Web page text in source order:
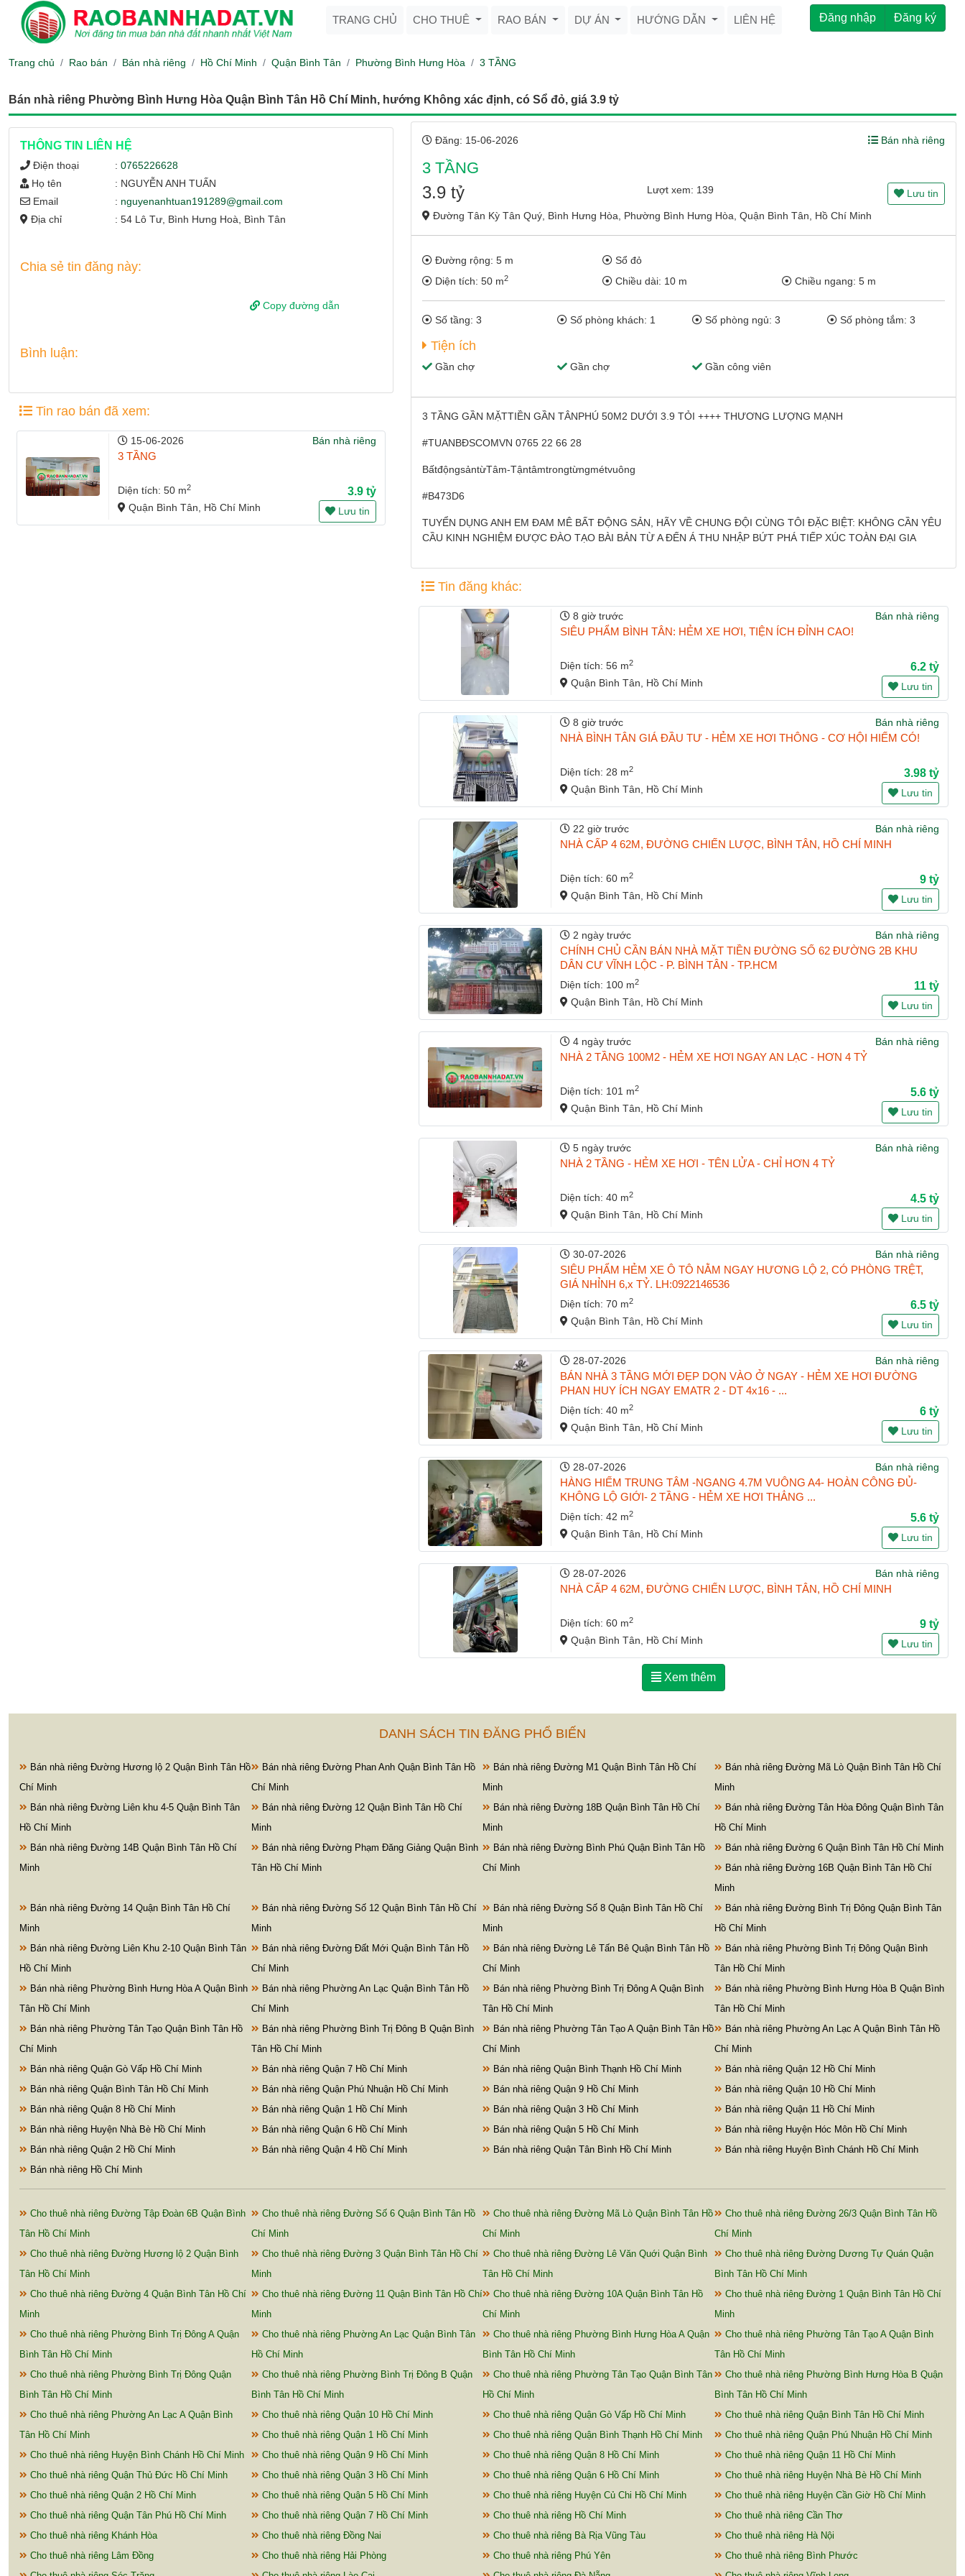
TRANG CHỦ CHO THUÊ RAO BÁN DỰ ÁN HƯỚNG DẪN LIÊN HỆ Đăng nhập Đăng ký
Trang chủ Rao bán Bán nhà riêng Hồ Chí Minh Quận Bình Tân Phường Bình Hưng Hòa 3 TẦNG
Bán nhà riêng Phường Bình Hưng Hòa Quận Bình Tân Hồ Chí Minh, hướng Không xác định, có Sổ đỏ, giá 3.9 tỷ
THÔNG TIN LIÊN HỆ
Điện thoại : 0765226628
Họ tên
: NGUYỄN ANH TUẤN
Email
: nguyenanhtuan191289@gmail.com
Địa chỉ
: 54 Lô Tư, Bình Hưng Hoà, Bình Tân
Chia sẻ tin đăng này:
Copy đường dẫn
Bình luận:
Tin rao bán đã xem:
15-06-2026 Bán nhà riêng
3 TẦNG
Diện tích: 50 m2 3.9 tỷ
Quận Bình Tân, Hồ Chí Minh Lưu tin
Đăng: 15-06-2026 Bán nhà riêng
3 TẦNG
3.9 tỷ Lượt xem: 139
Lưu tin
Đường Tân Kỳ Tân Quý, Bình Hưng Hòa, Phường Bình Hưng Hòa, Quận Bình Tân, Hồ Chí Minh
Đường rộng: 5 m
Sổ đỏ
Diện tích: 50 m2 Chiều dài: 10 m Chiều ngang: 5 m
Số tầng: 3 Số phòng khách: 1 Số phòng ngủ: 3 Số phòng tắm: 3
Tiện ích
Gần chợ Gần chợ Gần công viên
3 TẦNG GẦN MẶTTIỀN GẦN TÂNPHÚ 50M2 DƯỚI 3.9 TỎI ++++ THƯƠNG LƯỢNG MẠNH
#TUANBĐSCOMVN 0765 22 66 28
BấtđộngsảntừTâm-Tậntâmtrongtừngmétvuông
#B473D6
TUYỂN DỤNG ANH EM ĐAM MÊ BẤT ĐỘNG SẢN, HÃY VỀ CHUNG ĐỘI CÙNG TÔI ĐẶC BIỆT: KHÔNG CẦN YÊU
CẦU KINH NGHIỆM ĐƯỢC ĐÀO TẠO BÀI BẢN TỪ A ĐẾN Á THU NHẬP BỨT PHÁ TIẾP XÚC TOÀN ĐẠI GIA
Tin đăng khác:
8 giờ trước Bán nhà riêng
SIÊU PHẨM BÌNH TÂN: HẺM XE HƠI, TIỆN ÍCH ĐỈNH CAO!
Diện tích: 56 m2 6.2 tỷ
Quận Bình Tân, Hồ Chí Minh Lưu tin
8 giờ trước Bán nhà riêng
NHÀ BÌNH TÂN GIÁ ĐẦU TƯ - HẺM XE HƠI THÔNG - CƠ HỘI HIẾM CÓ!
Diện tích: 28 m2 3.98 tỷ
Quận Bình Tân, Hồ Chí Minh Lưu tin
22 giờ trước Bán nhà riêng
NHÀ CẤP 4 62M, ĐƯỜNG CHIẾN LƯỢC, BÌNH TÂN, HỒ CHÍ MINH
Diện tích: 60 m2 9 tỷ
Quận Bình Tân, Hồ Chí Minh Lưu tin
2 ngày trước Bán nhà riêng
CHÍNH CHỦ CẦN BÁN NHÀ MẶT TIỀN ĐƯỜNG SỐ 62 ĐƯỜNG 2B KHU
DÂN CƯ VĨNH LỘC - P. BÌNH TÂN - TP.HCM
Diện tích: 100 m2 11 tỷ
Quận Bình Tân, Hồ Chí Minh Lưu tin
4 ngày trước Bán nhà riêng
NHÀ 2 TẦNG 100M2 - HẺM XE HƠI NGAY AN LẠC - HƠN 4 TỶ
Diện tích: 101 m2 5.6 tỷ
Quận Bình Tân, Hồ Chí Minh Lưu tin
5 ngày trước Bán nhà riêng
NHÀ 2 TẦNG - HẺM XE HƠI - TÊN LỬA - CHỈ HƠN 4 TỶ
Diện tích: 40 m2 4.5 tỷ
Quận Bình Tân, Hồ Chí Minh Lưu tin
30-07-2026 Bán nhà riêng
SIÊU PHẨM HẺM XE Ô TÔ NẰM NGAY HƯƠNG LỘ 2, CÓ PHÒNG TRỆT,
GIÁ NHỈNH 6,x TỶ. LH:0922146536
Diện tích: 70 m2 6.5 tỷ
Quận Bình Tân, Hồ Chí Minh Lưu tin
28-07-2026 Bán nhà riêng
BÁN NHÀ 3 TẦNG MỚI ĐẸP DỌN VÀO Ở NGAY - HẺM XE HƠI ĐƯỜNG
PHAN HUY ÍCH NGAY EMATR 2 - DT 4x16 - ...
Diện tích: 40 m2 6 tỷ
Quận Bình Tân, Hồ Chí Minh Lưu tin
28-07-2026 Bán nhà riêng
HÀNG HIẾM TRUNG TÂM -NGANG 4.7M VUÔNG A4- HOÀN CÔNG ĐỦ-
KHÔNG LỘ GIỚI- 2 TẦNG - HẺM XE HƠI THẲNG ...
Diện tích: 42 m2 5.6 tỷ
Quận Bình Tân, Hồ Chí Minh Lưu tin
28-07-2026 Bán nhà riêng
NHÀ CẤP 4 62M, ĐƯỜNG CHIẾN LƯỢC, BÌNH TÂN, HỒ CHÍ MINH
Diện tích: 60 m2 9 tỷ
Quận Bình Tân, Hồ Chí Minh Lưu tin
Xem thêm
DANH SÁCH TIN ĐĂNG PHỔ BIẾN
Bán nhà riêng Đường Hương lộ 2 Quận Bình Tân Hồ
Chí Minh
Bán nhà riêng Đường Phan Anh Quận Bình Tân Hồ
Chí Minh
Bán nhà riêng Đường M1 Quận Bình Tân Hồ Chí
Minh
Bán nhà riêng Đường Mã Lò Quận Bình Tân Hồ Chí
Minh
Bán nhà riêng Đường Liên khu 4-5 Quận Bình Tân
Hồ Chí Minh
Bán nhà riêng Đường 12 Quận Bình Tân Hồ Chí
Minh
Bán nhà riêng Đường 18B Quận Bình Tân Hồ Chí
Minh
Bán nhà riêng Đường Tân Hòa Đông Quận Bình Tân
Hồ Chí Minh
Bán nhà riêng Đường 14B Quận Bình Tân Hồ Chí
Minh
Bán nhà riêng Đường Phạm Đăng Giảng Quận Bình
Tân Hồ Chí Minh
Bán nhà riêng Đường Bình Phú Quận Bình Tân Hồ
Chí Minh
Bán nhà riêng Đường 6 Quận Bình Tân Hồ Chí Minh
Bán nhà riêng Đường 16B Quận Bình Tân Hồ Chí
Minh
Bán nhà riêng Đường 14 Quận Bình Tân Hồ Chí
Minh
Bán nhà riêng Đường Số 12 Quận Bình Tân Hồ Chí
Minh
Bán nhà riêng Đường Số 8 Quận Bình Tân Hồ Chí
Minh
Bán nhà riêng Đường Bình Trị Đông Quận Bình Tân
Hồ Chí Minh
Bán nhà riêng Đường Liên Khu 2-10 Quận Bình Tân
Hồ Chí Minh
Bán nhà riêng Đường Đất Mới Quận Bình Tân Hồ
Chí Minh
Bán nhà riêng Đường Lê Tấn Bê Quận Bình Tân Hồ
Chí Minh
Bán nhà riêng Phường Bình Trị Đông Quận Bình
Tân Hồ Chí Minh
Bán nhà riêng Phường Bình Hưng Hòa A Quận Bình
Tân Hồ Chí Minh
Bán nhà riêng Phường An Lạc Quận Bình Tân Hồ
Chí Minh
Bán nhà riêng Phường Bình Trị Đông A Quận Bình
Tân Hồ Chí Minh
Bán nhà riêng Phường Bình Hưng Hòa B Quận Bình
Tân Hồ Chí Minh
Bán nhà riêng Phường Tân Tạo Quận Bình Tân Hồ
Chí Minh
Bán nhà riêng Phường Bình Trị Đông B Quận Bình
Tân Hồ Chí Minh
Bán nhà riêng Phường Tân Tạo A Quận Bình Tân Hồ
Chí Minh
Bán nhà riêng Phường An Lạc A Quận Bình Tân Hồ
Chí Minh
Bán nhà riêng Quận Gò Vấp Hồ Chí Minh
Bán nhà riêng Quận 7 Hồ Chí Minh Bán nhà riêng Quận Bình Thạnh Hồ Chí Minh
Bán nhà riêng Quận 12 Hồ Chí Minh
Bán nhà riêng Quận Bình Tân Hồ Chí Minh
Bán nhà riêng Quận Phú Nhuận Hồ Chí Minh Bán nhà riêng Quận 9 Hồ Chí Minh
Bán nhà riêng Quận 10 Hồ Chí Minh
Bán nhà riêng Quận 8 Hồ Chí Minh
Bán nhà riêng Quận 1 Hồ Chí Minh Bán nhà riêng Quận 3 Hồ Chí Minh
Bán nhà riêng Quận 11 Hồ Chí Minh
Bán nhà riêng Huyện Nhà Bè Hồ Chí Minh
Bán nhà riêng Quận 6 Hồ Chí Minh Bán nhà riêng Quận 5 Hồ Chí Minh
Bán nhà riêng Huyện Hóc Môn Hồ Chí Minh
Bán nhà riêng Quận 2 Hồ Chí Minh
Bán nhà riêng Quận 4 Hồ Chí Minh Bán nhà riêng Quận Tân Bình Hồ Chí Minh
Bán nhà riêng Huyện Bình Chánh Hồ Chí Minh
Bán nhà riêng Hồ Chí Minh
Cho thuê nhà riêng Đường Tập Đoàn 6B Quận Bình
Tân Hồ Chí Minh
Cho thuê nhà riêng Đường Số 6 Quận Bình Tân Hồ
Chí Minh
Cho thuê nhà riêng Đường Mã Lò Quận Bình Tân Hồ
Chí Minh
Cho thuê nhà riêng Đường 26/3 Quận Bình Tân Hồ
Chí Minh
Cho thuê nhà riêng Đường Hương lộ 2 Quận Bình
Tân Hồ Chí Minh
Cho thuê nhà riêng Đường 3 Quận Bình Tân Hồ Chí
Minh
Cho thuê nhà riêng Đường Lê Văn Quới Quận Bình
Tân Hồ Chí Minh
Cho thuê nhà riêng Đường Dương Tự Quán Quận
Bình Tân Hồ Chí Minh
Cho thuê nhà riêng Đường 4 Quận Bình Tân Hồ Chí
Minh
Cho thuê nhà riêng Đường 11 Quận Bình Tân Hồ Chí
Minh
Cho thuê nhà riêng Đường 10A Quận Bình Tân Hồ
Chí Minh
Cho thuê nhà riêng Đường 1 Quận Bình Tân Hồ Chí
Minh
Cho thuê nhà riêng Phường Bình Trị Đông A Quận
Bình Tân Hồ Chí Minh
Cho thuê nhà riêng Phường An Lạc Quận Bình Tân
Hồ Chí Minh
Cho thuê nhà riêng Phường Bình Hưng Hòa A Quận
Bình Tân Hồ Chí Minh
Cho thuê nhà riêng Phường Tân Tạo A Quận Bình
Tân Hồ Chí Minh
Cho thuê nhà riêng Phường Bình Trị Đông Quận
Bình Tân Hồ Chí Minh
Cho thuê nhà riêng Phường Bình Trị Đông B Quận
Bình Tân Hồ Chí Minh
Cho thuê nhà riêng Phường Tân Tạo Quận Bình Tân
Hồ Chí Minh
Cho thuê nhà riêng Phường Bình Hưng Hòa B Quận
Bình Tân Hồ Chí Minh
Cho thuê nhà riêng Phường An Lạc A Quận Bình
Tân Hồ Chí Minh
Cho thuê nhà riêng Quận 10 Hồ Chí Minh Cho thuê nhà riêng Quận Gò Vấp Hồ Chí Minh
Cho thuê nhà riêng Quận Bình Tân Hồ Chí Minh
Cho thuê nhà riêng Quận 1 Hồ Chí Minh
Cho thuê nhà riêng Quận Bình Thạnh Hồ Chí Minh
Cho thuê nhà riêng Quận Phú Nhuận Hồ Chí Minh
Cho thuê nhà riêng Huyện Bình Chánh Hồ Chí Minh
Cho thuê nhà riêng Quận 9 Hồ Chí Minh Cho thuê nhà riêng Quận 8 Hồ Chí Minh
Cho thuê nhà riêng Quận 11 Hồ Chí Minh
Cho thuê nhà riêng Quận Thủ Đức Hồ Chí Minh
Cho thuê nhà riêng Quận 3 Hồ Chí Minh Cho thuê nhà riêng Quận 6 Hồ Chí Minh
Cho thuê nhà riêng Huyện Nhà Bè Hồ Chí Minh
Cho thuê nhà riêng Quận 2 Hồ Chí Minh
Cho thuê nhà riêng Quận 5 Hồ Chí Minh Cho thuê nhà riêng Huyện Củ Chi Hồ Chí Minh
Cho thuê nhà riêng Huyện Cần Giờ Hồ Chí Minh
Cho thuê nhà riêng Quận Tân Phú Hồ Chí Minh
Cho thuê nhà riêng Quận 7 Hồ Chí Minh Cho thuê nhà riêng Hồ Chí Minh
Cho thuê nhà riêng Cần Thơ
Cho thuê nhà riêng Khánh Hòa
Cho thuê nhà riêng Đồng Nai Cho thuê nhà riêng Bà Rịa Vũng Tàu
Cho thuê nhà riêng Hà Nội
Cho thuê nhà riêng Lâm Đồng
Cho thuê nhà riêng Hải Phòng Cho thuê nhà riêng Phú Yên
Cho thuê nhà riêng Bình Phước